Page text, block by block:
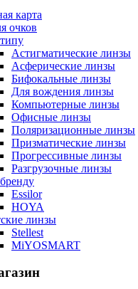
карта
очков
Астигматические линзы
Асферические линзы
Бифокальные линзы
Для вождения линзы
Компьютерные линзы
Офисные линзы
Поляризационные линзы
Призматические линзы
Прогрессивные линзы
Разгрузочные линзы
Essilor
HOYA
линзы
Stellest
MiYOSMART